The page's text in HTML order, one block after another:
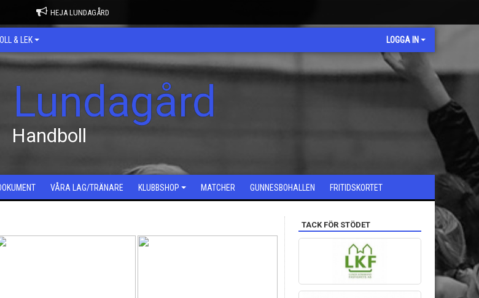
HEJA LUNDAGÅRD
& LEK LOGGA IN
Lundagård
Handboll
VÅRA LAG/TRÄNARE KLUBBSHOP MATCHER GUNNESBOHALLEN FRITIDSKORTET
TACK FÖR STÖDET